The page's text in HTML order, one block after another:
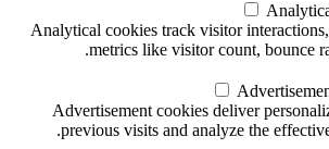
Analytical cookies track visitor
metrics like visitor count, bounce
Advertisement cookies deliver
previous visits and analyze the